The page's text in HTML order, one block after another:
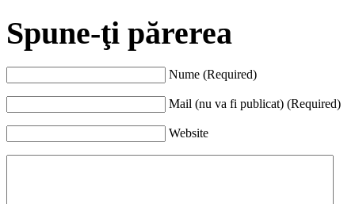
Spune-ţi părerea
Nume (Required)
Mail (nu va fi publicat) (Required)
Website